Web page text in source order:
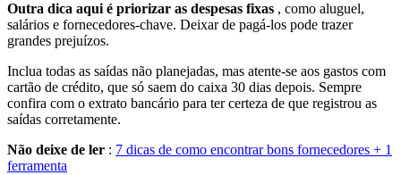
Outra dica aqui é priorizar as despesas fixas , como aluguel,
salários e fornecedores-chave. Deixar de pagá-los pode trazer
grandes prejuízos.
Inclua todas as saídas não planejadas, mas atente-se aos gastos com
cartão de crédito, que só saem do caixa 30 dias depois. Sempre
confira com o extrato bancário para ter certeza de que registrou as
saídas corretamente.
Não deixe de ler : 7 dicas de como encontrar bons fornecedores + 1
ferramenta